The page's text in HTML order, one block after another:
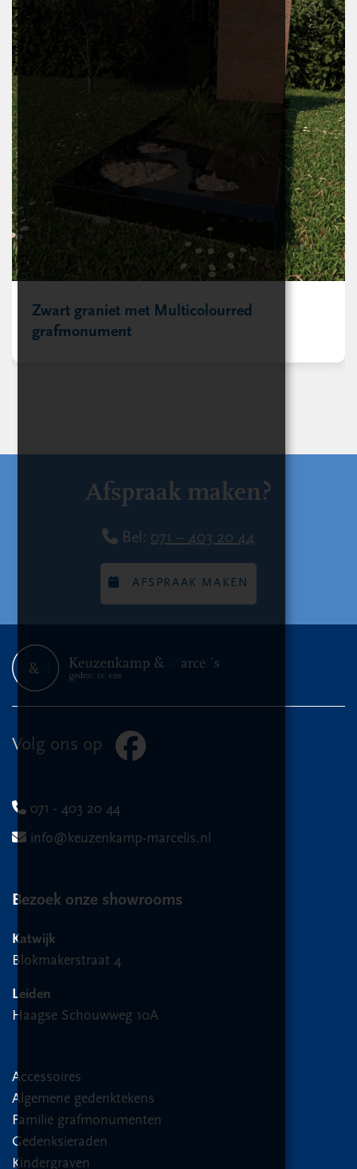
Zwart graniet met Multicolourred
grafmonument
Afspraak maken?
Bel: 071 – 403 20 44
AFSPRAAK MAKEN
Volg ons op
071 - 403 20 44
info@keuzenkamp-marcelis.nl
Bezoek onze showrooms
Katwijk
Blokmakerstraat 4
Leiden
Haagse Schouwweg 10A
Accessoires
Algemene gedenktekens
Familie grafmonumenten
Gedenksieraden
Kindergraven